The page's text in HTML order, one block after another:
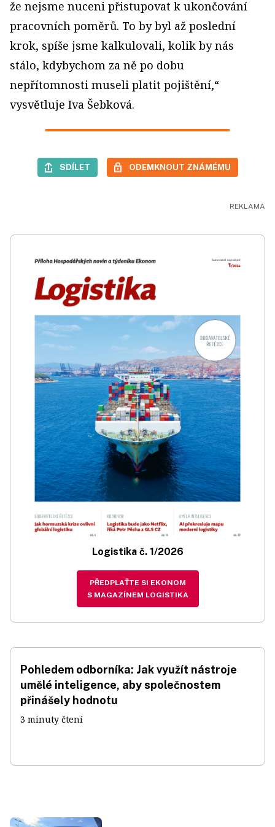
že nejsme nuceni přistupovat k ukončování
pracovních poměrů. To by byl až poslední
krok, spíše jsme kalkulovali, kolik by nás
stálo, kdybychom za ně po dobu
nepřítomnosti museli platit pojištění,“
vysvětluje Iva Šebková.
SDÍLET ODEMKNOUT ZNÁMÉMU
Logistika č. 1/2026
PŘEDPLAŤTE SI EKONOM
S MAGAZÍNEM LOGISTIKA
Pohledem odborníka: Jak využít nástroje
umělé inteligence, aby společnostem
přinášely hodnotu
3 minuty čtení